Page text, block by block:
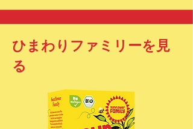
ひまわりファミリーを見
る